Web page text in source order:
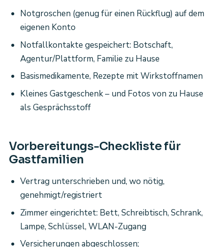
Notgroschen (genug für einen Rückflug) auf dem
eigenen Konto
Notfallkontakte gespeichert: Botschaft,
Agentur/Plattform, Familie zu Hause
Basismedikamente, Rezepte mit Wirkstoffnamen
Kleines Gastgeschenk – und Fotos von zu Hause
als Gesprächsstoff
Vorbereitungs-Checkliste für
Gastfamilien
Vertrag unterschrieben und, wo nötig,
genehmigt/registriert
Zimmer eingerichtet: Bett, Schreibtisch, Schrank,
Lampe, Schlüssel, WLAN-Zugang
Versicherungen abgeschlossen;